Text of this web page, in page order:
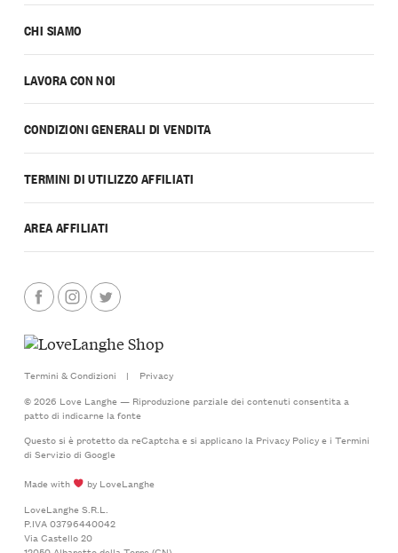
CHI SIAMO
LAVORA CON NOI
CONDIZIONI GENERALI DI VENDITA
TERMINI DI UTILIZZO AFFILIATI
AREA AFFILIATI
Termini & Condizioni |
Privacy
© 2026 Love Langhe — Riproduzione parziale dei contenuti consentita a
patto di indicarne la fonte
Questo si è protetto da reCaptcha e si applicano la Privacy Policye i Termini
di Serviziodi Google
Made with
by LoveLanghe
LoveLanghe S.R.L.
P.IVA 03796440042
Via Castello 20